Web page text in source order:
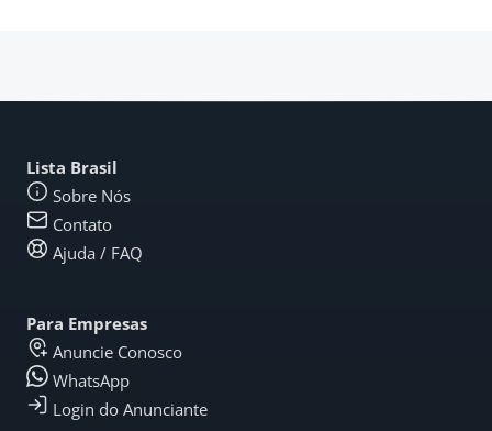
Lista Brasil
Sobre Nós
Contato
Ajuda / FAQ
Para Empresas
Anuncie Conosco
WhatsApp
Login do Anunciante